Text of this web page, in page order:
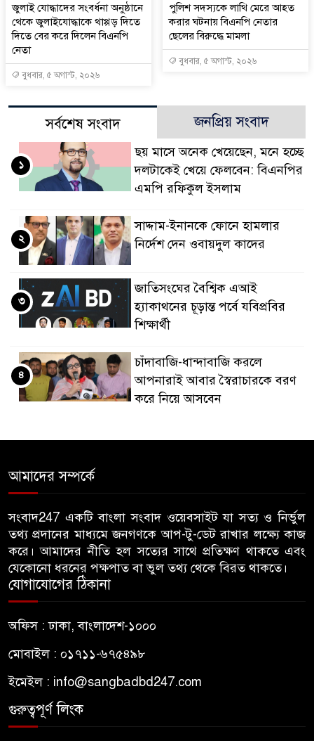
জুলাই যোদ্ধাদের সংবর্ধনা অনুষ্ঠানে
থেকে জুলাইযোদ্ধাকে থাপ্পড় দিতে
দিতে বের করে দিলেন বিএনপি
নেতা
বুধবার, ৫ অগাস্ট, ২০২৬
পুলিশ সদস্যকে লাথি মেরে আহত
করার ঘটনায় বিএনপি নেতার
ছেলের বিরুদ্ধে মামলা
বুধবার, ৫ অগাস্ট, ২০২৬
সর্বশেষ সংবাদ জনপ্রিয় সংবাদ
ছয় মাসে অনেক খেয়েছেন, মনে হচ্ছে
দলটাকেই খেয়ে ফেলবেন: বিএনপির
এমপি রফিকুল ইসলাম
১
সাদ্দাম-ইনানকে ফোনে হামলার
নির্দেশ দেন ওবায়দুল কাদের
২
জাতিসংঘের বৈশ্বিক এআই
হ্যাকাথনের চূড়ান্ত পর্বে যবিপ্রবির
শিক্ষার্থী
৩
চাঁদাবাজি-ধান্দাবাজি করলে
আপনারাই আবার স্বৈরাচারকে বরণ
করে নিয়ে আসবেন
৪
জামায়াতের কর্মসূচিতে বিএনপির
হামলা, ভিডিও করায় সাংবাদিককে
মারধর
সাবেক শিবির সভাপতির কড়া বার্তা
৭
জাবির আল-বেরুনী হলে আটক
ছাত্রলীগ কর্মীকে ছেড়ে দিতে জাকসু
৮
আমাদের সম্পর্কে
সংবাদ247 একটি বাংলা সংবাদ ওয়েবসাইট যা সত্য ও নির্ভুল
তথ্য প্রদানের মাধ্যমে জনগণকে আপ-টু-ডেট রাখার লক্ষ্যে কাজ
করে। আমাদের নীতি হল সত্যের সাথে প্রতিক্ষণ থাকতে এবং
যেকোনো ধরনের পক্ষপাত বা ভুল তথ্য থেকে বিরত থাকতে।
যোগাযোগের ঠিকানা
অফিস : ঢাকা, বাংলাদেশ-১০০০
মোবাইল : ০১৭১১-৬৭৫৪৯৮
ইমেইল : info@sangbadbd247.com
গুরুত্বপূর্ণ লিংক